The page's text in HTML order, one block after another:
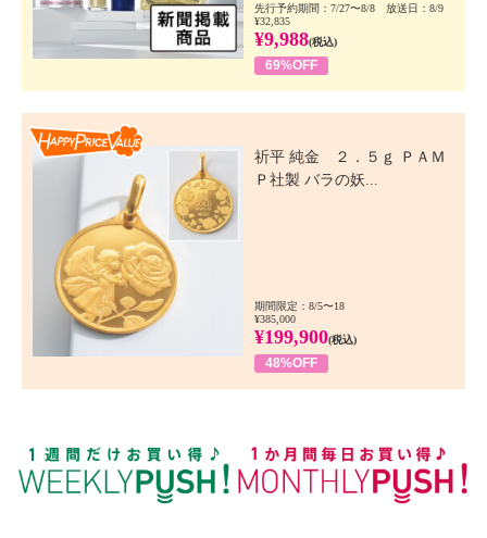
先行予約期間：7/27〜8/8 放送日：8/9
¥32,835
¥9,988(税込)
69%OFF
祈平 純金 ２．５ｇ ＰＡＭ
Ｐ社製 バラの妖...
期間限定：8/5〜18
¥385,000
¥199,900(税込)
48%OFF